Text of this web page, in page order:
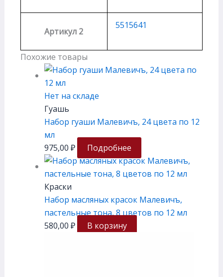
Артикул 2
5515641
Похожие товары
Нет на складе
Гуашь
Набор гуаши Малевичъ, 24 цвета по 12
мл
975,00 ₽ Подробнее
Краски
Набор масляных красок Малевичъ,
пастельные тона, 8 цветов по 12 мл
580,00 ₽ В корзину